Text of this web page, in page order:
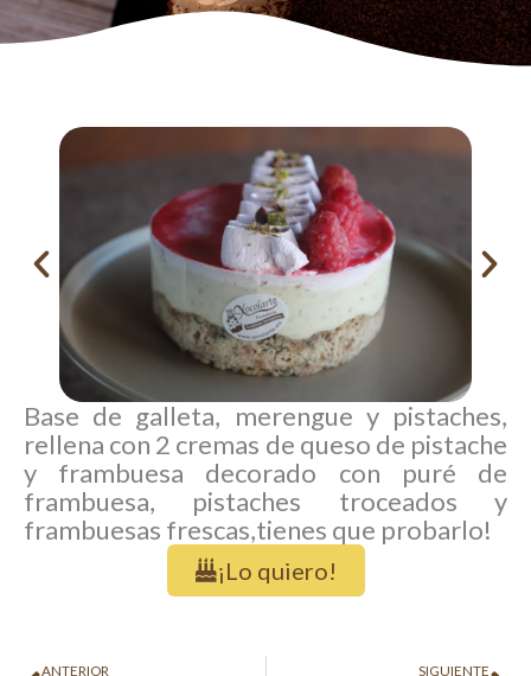
Base de galleta, merengue y pistaches,
rellena con 2 cremas de queso de pistache
y frambuesa decorado con puré de
frambuesa, pistaches troceados y
frambuesas frescas,tienes que probarlo!
¡Lo quiero!
ANTERIOR SIGUIENTE